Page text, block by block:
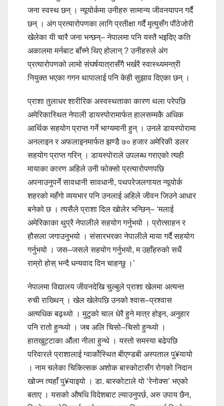
जना स्वस्थ छन् । न्यूयोर्कमा उनीहरु सामान्य जीवनयापन गर्दै
छन् । अंग प्रत्यारोपणका लागि प्रतीक्षा गर्दै मृत्युसँग पौंठेजोरी
खेलेका यी चारै जना भन्छन्– नेपालमा पनि यस्तै भइदिए कति
अकालमा मर्नबाट बाँच्ने थिए होलान् ? उनीहरुले अंग
प्रत्यारोपणको लामो संघर्षयात्रासँगै भर्खरै स्वास्थ्यमन्त्री
नियुक्त भएका गगन थापालाई पनि केही सुझाव दिएका छन् ।
प्राशा तुलाधर शारीरिक अस्वस्थताका कारण थला परेपछि
अमेरिकास्थित नेपाली डायस्पोरामार्फत हालसम्मकै अधिक
आर्थिक सहयोग प्राप्त गर्ने भाग्यमानी हुन् । उनले डायस्पोरामा
अनलाइन र अफलाइनमार्फत झण्डै ७० हजार अमेरिकी डलर
सहयोग प्राप्त गरिन् । डायस्पोराले उपलब्ध गराएको त्यही
मायाका कारण अहिले उनी फोक्सो प्रत्यारोपणपछि
अपनाउनुपर्ने सावधानी सावधानी, पथपरेजलगायत न्यूयोर्क
शहरको महँगो व्ययभार पनि उनलाई अहिले जीवन जिउने आधार
बनेको छ । त्यसैले प्राशा दिल खोलेर भन्छिन्– ‘मलाई
अमेरिकाका थुप्रै नेपालीले सहयोग गर्नुभयो । प्रोत्साहन र
हौसला जगाउनुभयो । संसारभरका नेपालीले माया गर्दै सहयोग
गर्नुभयो । जस–जसले सहयोग गर्नुभयो, म उहाँहरुको सधैं
राम्रो होस् भन्दै धन्यवाद दिन चाहन्छु ।’
नेपालमा विद्यालय जीवनदेखि चुल्बुले प्राशा खेलमा अत्यन्त
रुची राख्थिन् । खेल खेलेपछि उनको श्वास–प्रश्वास
अत्यधिक बढ्थ्यो । मुटुको चाल धेरै हुने मात्र होइन, अनुहार
पनि रातो हुन्थ्यो । जब अलि चिसो–चिसो हुन्थ्यो ।
हातखुट्टाका औंला नीला हुन्थे । यस्तो समस्या बढेपछि
परिवारले प्राशालाई ग्वार्कोस्थित बीएण्डबी अस्पताल पु¥यायो
। नाम चलेका चिकित्सक अशोक बास्कोटासँग रोगको निदान
खोज्न त्यहाँ पु¥याइयो । डा. बास्कोटाले यो ‘रेनोक्स’ भएको
बताए । यसको औषधि विदेशबाट ल्याउनुपर्छ, अरु उपाय छैन,